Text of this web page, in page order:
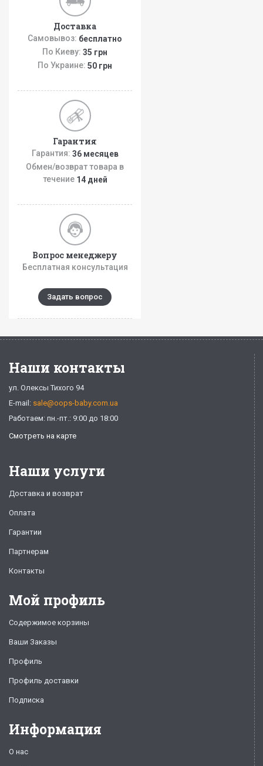
Доставка
Самовывоз: бесплатно
По Киеву: 35 грн
По Украине: 50 грн
Гарантия
Гарантия: 36 месяцев
Обмен/возврат товара в
течение 14 дней
Вопрос менеджеру
Бесплатная консультация
Задать вопрос
Наши контакты
ул. Олексы Тихого 94
E-mail: sale@oops-baby.com.ua
Работаем: пн.-пт.: 9:00 до 18:00
Смотреть на карте
Наши услуги
Доставка и возврат
Оплата
Гарантии
Партнерам
Контакты
Мой профиль
Содержимое корзины
Ваши Заказы
Профиль
Профиль доставки
Подписка
Информация
О нас